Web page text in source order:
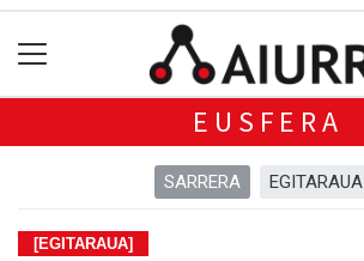
EUSFERA
SARRERA EGITARAUA
[EGITARAUA]